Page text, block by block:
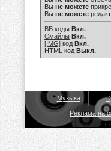
Вы не можете
Вы не можете
BB коды Вкл.
Смайлы Вкл.
[IMG] код Вкл.
HTML код Выкл.
Музыка
Реклама на